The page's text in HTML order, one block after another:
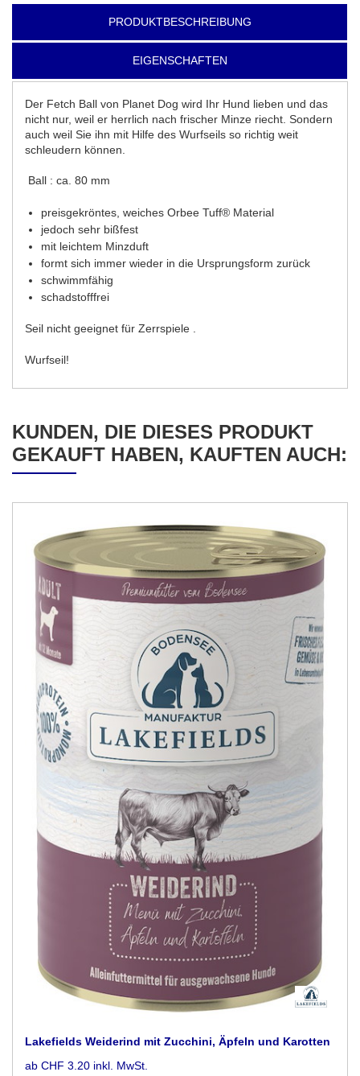
PRODUKTBESCHREIBUNG
EIGENSCHAFTEN
Der Fetch Ball von Planet Dog wird Ihr Hund lieben und das
nicht nur, weil er herrlich nach frischer Minze riecht. Sondern
auch weil Sie ihn mit Hilfe des Wurfseils so richtig weit
schleudern können.
Ball : ca. 80 mm
preisgekröntes, weiches Orbee Tuff® Material
jedoch sehr bißfest
mit leichtem Minzduft
formt sich immer wieder in die Ursprungsform zurück
schwimmfähig
schadstofffrei
Seil nicht geeignet für Zerrspiele .
Wurfseil!
KUNDEN, DIE DIESES PRODUKT
GEKAUFT HABEN, KAUFTEN AUCH:
Lakefields Weiderind mit Zucchini, Äpfeln und Karotten
ab CHF 3.20 inkl. MwSt.